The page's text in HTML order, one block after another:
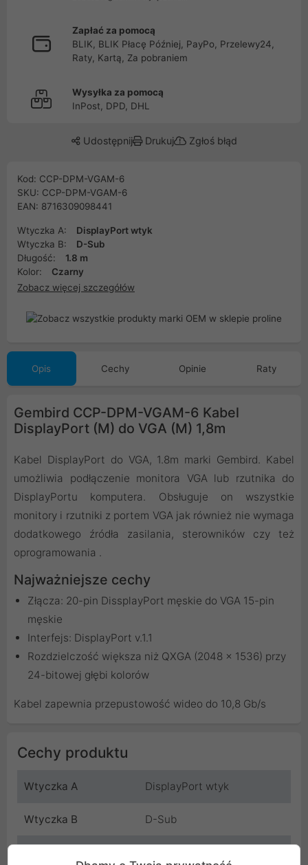
Zapłać za pomocą
BLIK, BLIK Płacę Później, PayPo, Przelewy24,
Raty, Kartą, Za pobraniem
Wysyłka za pomocą
InPost, DPD, DHL
Udostępnij Drukuj Zgłoś błąd
Kod: CCP-DPM-VGAM-6
SKU: CCP-DPM-VGAM-6
EAN: 8716309098441
Wtyczka A:
DisplayPort wtyk
Wtyczka B:
D-Sub
Długość:
1.8 m
Kolor:
Czarny
Zobacz więcej szczegółów
Opis Cechy Opinie Raty
Gembird CCP-DPM-VGAM-6 Kabel
DisplayPort (M) do VGA (M) 1,8m
Kabel DisplayPort do VGA, 1.8m marki Gembird. Kabel
umożliwia podłączenie monitora VGA lub rzutnika do
DisplayPortu komputera. Obsługuje on wszystkie
monitory i rzutniki z portem VGA jak również nie wymaga
dodatkowego źródła zasilania, sterowników czy też
oprogramowania .
Najważniejsze cechy
Złącza: 20-pin DissplayPort męskie do VGA 15-pin
męskie
Interfejs: DisplayPort v.1.1
Rozdzielczość większa niż QXGA (2048 x 1536) przy
24-bitowej głębi kolorów
Kabel zapewnia przepustowość wideo do 10,8 Gb/s
Cechy produktu
Wtyczka A DisplayPort wtyk
Wtyczka B D-Sub